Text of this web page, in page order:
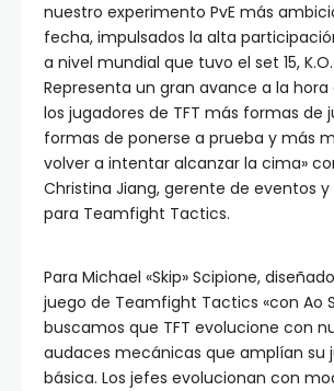
nuestro experimento PvE más
fecha, impulsados la alta
a nivel mundial que tuvo el set 15,
Representa un gran avance a la
los jugadores de TFT más formas de
formas de ponerse a prueba y más
volver a intentar alcanzar la cima»
Christina Jiang, gerente de eventos
para Teamfight Tactics.
Para Michael «Skip» Scipione,
juego de Teamfight Tactics «con Ao
buscamos que TFT evolucione con
audaces mecánicas que amplían su
básica. Los jefes evolucionan con